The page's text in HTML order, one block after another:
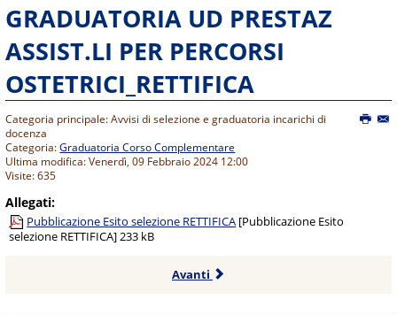
GRADUATORIA UD PRESTAZ
ASSIST.LI PER PERCORSI
OSTETRICI_RETTIFICA
Categoria principale: Avvisi di selezione e graduatoria incarichi di
docenza
Categoria:Graduatoria Corso Complementare
Ultima modifica: Venerdì, 09 Febbraio 2024 12:00
Visite: 635
Allegati:
Pubblicazione Esito selezione RETTIFICA [Pubblicazione Esito
selezione RETTIFICA]233 kB
Avanti